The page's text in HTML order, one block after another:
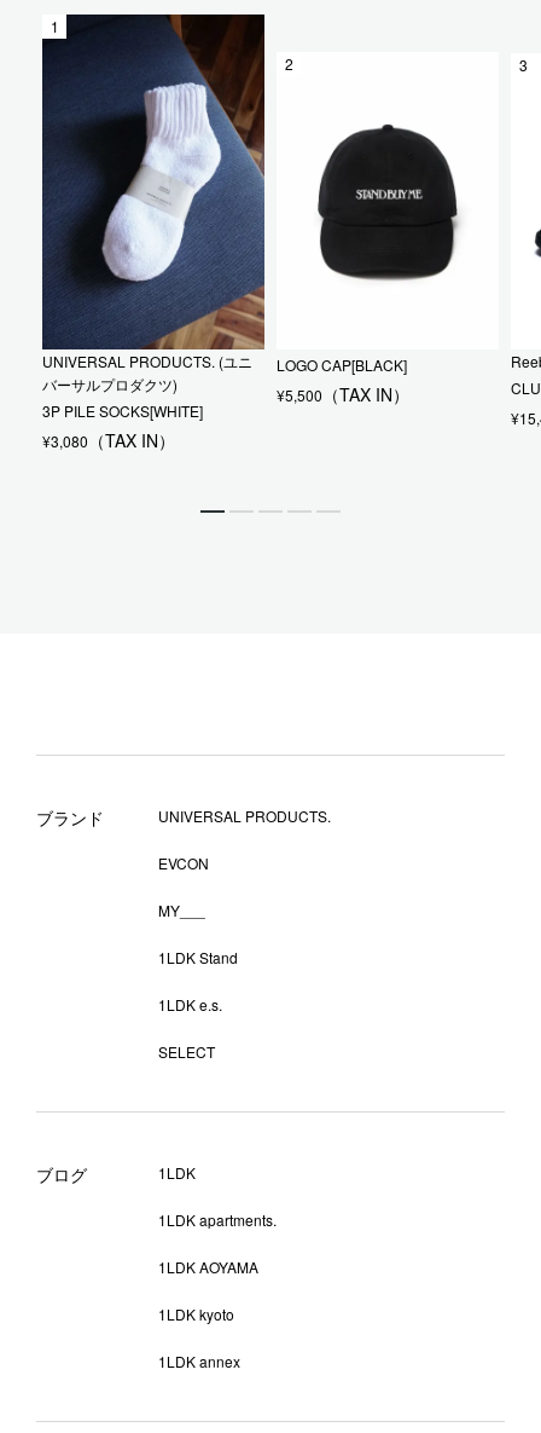
UNIVERSAL PRODUCTS. (ユニ
バーサルプロダクツ)
3P PILE SOCKS[WHITE]
¥3,080
LOGO CAP[BLACK]
¥5,500
¥
ブランド UNIVERSAL PRODUCTS.
EVCON
MY___
1LDK Stand
1LDK e.s.
SELECT
ブログ 1LDK
1LDK apartments.
1LDK AOYAMA
1LDK kyoto
1LDK annex